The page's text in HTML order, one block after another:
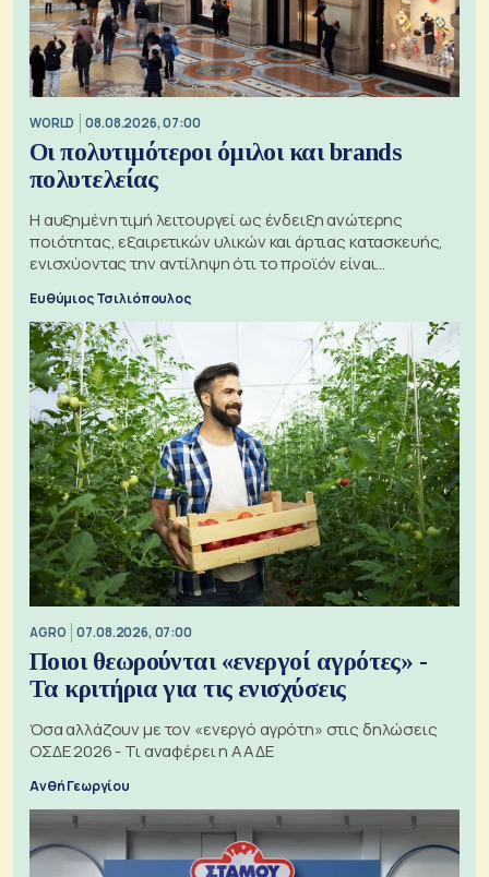
WORLD 08.08.2026, 07:00
Οι πολυτιμότεροι όμιλοι και brands
πολυτελείας
Η αυξημένη τιμή λειτουργεί ως ένδειξη ανώτερης
ποιότητας, εξαιρετικών υλικών και άρτιας κατασκευής,
ενισχύοντας την αντίληψη ότι το προϊόν είναι
Ευθύμιος Τσιλιόπουλος
AGRO 07.08.2026, 07:00
Ποιοι θεωρούνται «ενεργοί αγρότες» -
Τα κριτήρια για τις ενισχύσεις
Όσα αλλάζουν με τον «ενεργό αγρότη» στις δηλώσεις
ΟΣΔΕ 2026 - Τι αναφέρει η ΑΑΔΕ
Ανθή Γεωργίου